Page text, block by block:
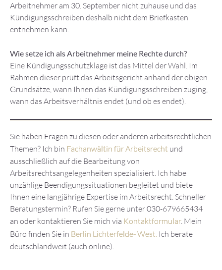
Arbeitnehmer am 30. September nicht zuhause und das
Kündigungsschreiben deshalb nicht dem Briefkasten
entnehmen kann.
Wie setze ich als Arbeitnehmer meine Rechte durch?
Eine Kündigungsschutzklage ist das Mittel der Wahl. Im
Rahmen dieser prüft das Arbeitsgericht anhand der obigen
Grundsätze, wann Ihnen das Kündigungsschreiben zuging,
wann das Arbeitsverhältnis endet (und ob es endet).
Sie haben Fragen zu diesen oder anderen arbeitsrechtlichen
Themen? Ich bin Fachanwältin für Arbeitsrecht und
ausschließlich auf die Bearbeitung von
Arbeitsrechtsangelegenheiten spezialisiert. Ich habe
unzählige Beendigungssituationen begleitet und biete
Ihnen eine langjährige Expertise im Arbeitsrecht. Schneller
Beratungstermin? Rufen Sie gerne unter 030-679665434
an oder kontaktieren Sie mich via Kontaktformular. Mein
Büro finden Sie in Berlin Lichterfelde- West. Ich berate
deutschlandweit (auch online).